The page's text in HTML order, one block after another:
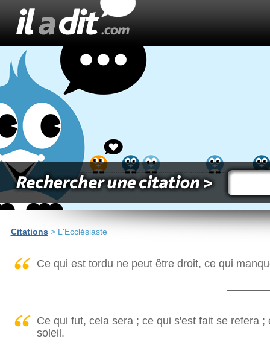
Citations > L'Ecclésiaste
Ce qui est tordu ne peut être droit, ce qui
Ce qui fut, cela sera ; ce qui s'est fait se refera
soleil.